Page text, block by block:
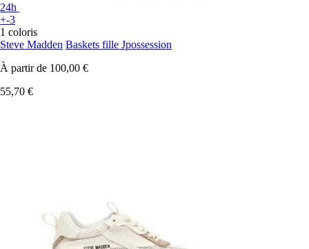
24h
+-3
1 coloris
Steve Madden Baskets fille Jpossession
À partir de 100,00 €
55,70 €